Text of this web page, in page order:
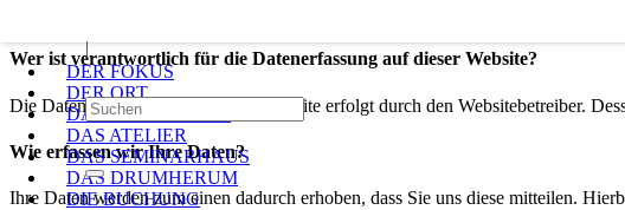
|
DER FOKUS
DER ORT
DAS FERIENHAUS
DAS ATELIER
DAS SEMINARHAUS
DAS DRUMHERUM
DIE BUCHUNG
Wer ist verantwortlich für die Datenerfassung auf dieser Website?
Die Datenverarbeitung auf dieser Website erfolgt durch den Websitebetreiber.
Wie erfassen wir Ihre Daten?
Ihre Daten werden zum einen dadurch erhoben, dass Sie uns diese mitteilen.